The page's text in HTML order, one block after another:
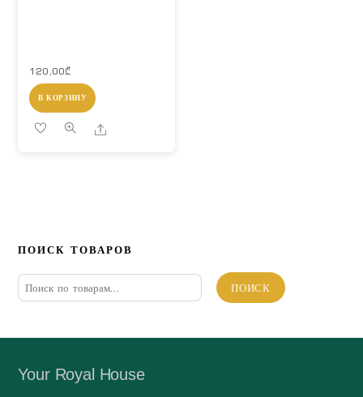
120,00₾
В КОРЗИНУ
Share
ПОИСК ТОВАРОВ
Искать:
ПОИСК
Your Royal House